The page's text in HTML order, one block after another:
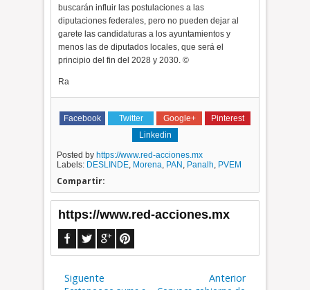
buscarán influir las postulaciones a las
diputaciones federales, pero no pueden dejar al
garete las candidaturas a los ayuntamientos y
menos las de diputados locales, que será el
principio del fin del 2028 y 2030. ©
Ra
Facebook Twitter Google+
Pinterest
Linkedin
Posted by https://www.red-acciones.mx
Labels: DESLINDE, Morena, PAN , Panalh, PVEM
Compartir:
https://www.red-acciones.mx
Siguente Anterior